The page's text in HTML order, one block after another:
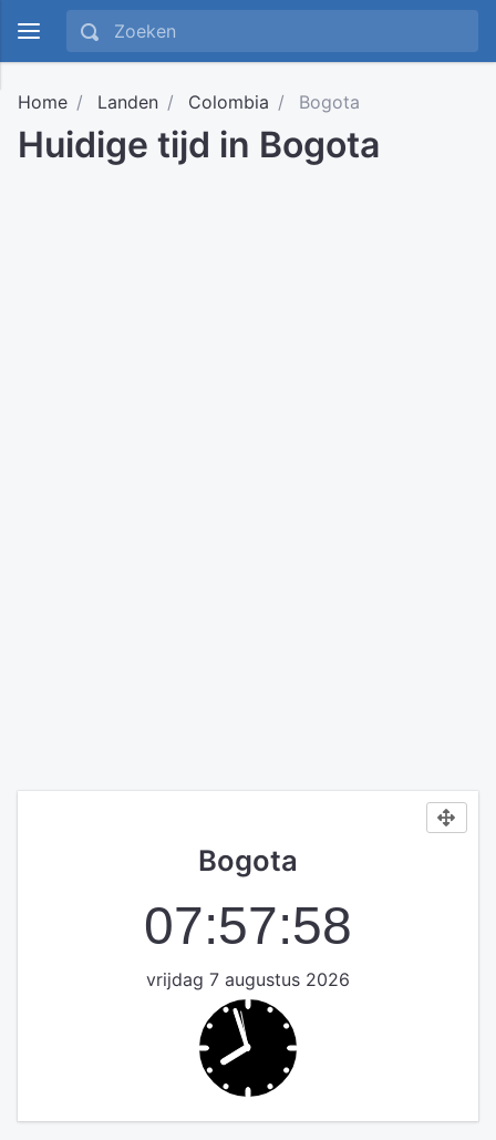
Home Landen Colombia Bogota
Huidige tijd in Bogota
Bogota
07:57:58
vrijdag 7 augustus 2026